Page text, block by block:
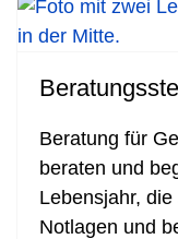
Beratung für
beraten und
Lebensjahr,
Notlagen und